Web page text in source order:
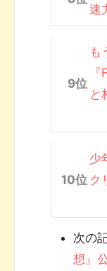
速
も
と
少
ク
次の
想』